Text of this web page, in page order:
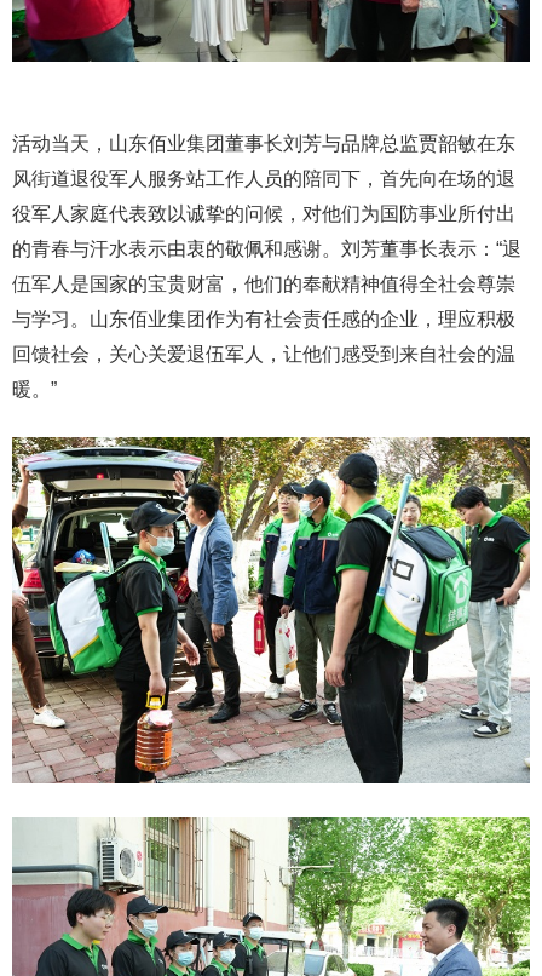
活动当天，山东佰业集团董事长刘芳与品牌总监贾韶敏在东
风街道退役军人服务站工作人员的陪同下，首先向在场的退
役军人家庭代表致以诚挚的问候，对他们为国防事业所付出
的青春与汗水表示由衷的敬佩和感谢。刘芳董事长表示：“退
伍军人是国家的宝贵财富，他们的奉献精神值得全社会尊崇
与学习。山东佰业集团作为有社会责任感的企业，理应积极
回馈社会，关心关爱退伍军人，让他们感受到来自社会的温
暖。”